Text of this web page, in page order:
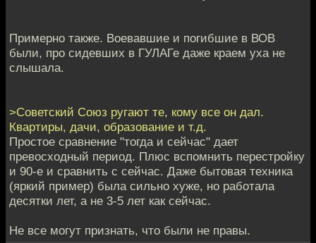
Примерно также. Воевавшие и погибшие в ВОВ
были, про сидевших в ГУЛАГе даже краем уха не
слышала.
>Советский Союз ругают те, кому все он дал.
Квартиры, дачи, образование и т.д.
Простое сравнение "тогда и сейчас" дает
превосходный период. Плюс вспомнить перестройку
и 90-е и сравнить с сейчас. Даже бытовая техника
(яркий пример) была сильно хуже, но работала
десятки лет, а не 3-5 лет как сейчас.
Не все могут признать, что были не правы.